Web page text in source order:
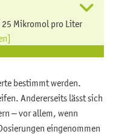
25 Mikromol pro Liter
bestimmt werden.
Andererseits lässt sich
– vor allem, wenn
eingenommen